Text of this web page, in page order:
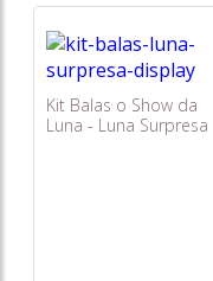
Kit Balas o Show da
Luna - Luna Surpresa